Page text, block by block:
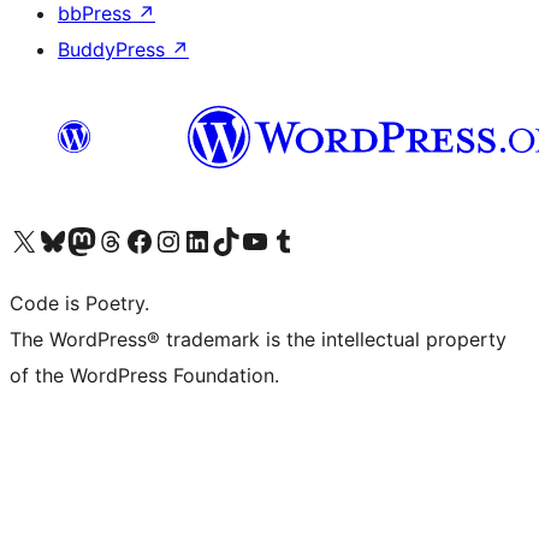
bbPress ↗
BuddyPress ↗
Visita il nostro account X (ex Twitter)
Visita il nostro account Bluesky
Visita il nostro account Mastodon
Visita il nostro account Threads
Visita la nostra pagina Facebook
Visita il nostro account Instagram
Visita il nostro account LinkedIn
Visita il nostro account TikTok
Visita il nostro canale YouTube
Visita il nostro account Tumblr
Code is Poetry.
The WordPress® trademark is the intellectual property
of the WordPress Foundation.